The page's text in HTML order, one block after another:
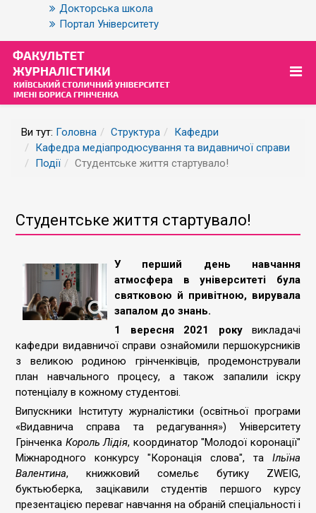
Докторська школа
Портал Університету
Ви тут: Головна Структура
Кафедри
Кафедра медіапродюсування та видавничої справи
Події
Студентське життя стартувало!
Студентське життя стартувало!
У перший день навчання
атмосфера в університеті була
святковою й привітною, вирувала
запалом до знань.
1 вересня 2021 рокувикладачі
кафедри видавничої справи ознайомили першокурсників
з великою родиною грінченківців, продемонстрували
план навчального процесу, а також запалили іскру
потенціалу в кожному студентові.
Випускники Інституту журналістики (освітньої програми
«Видавнича справа та редагування») Університету
Грінченка Король Лідія, координатор "Молодої коронації"
Міжнародного конкурсу "Коронація слова", та Ільїна
Валентина, книжковий сомельє бутику ZWEIG,
буктьюберка, зацікавили студентів першого курсу
презентацією переваг навчання на обраній спеціальності і